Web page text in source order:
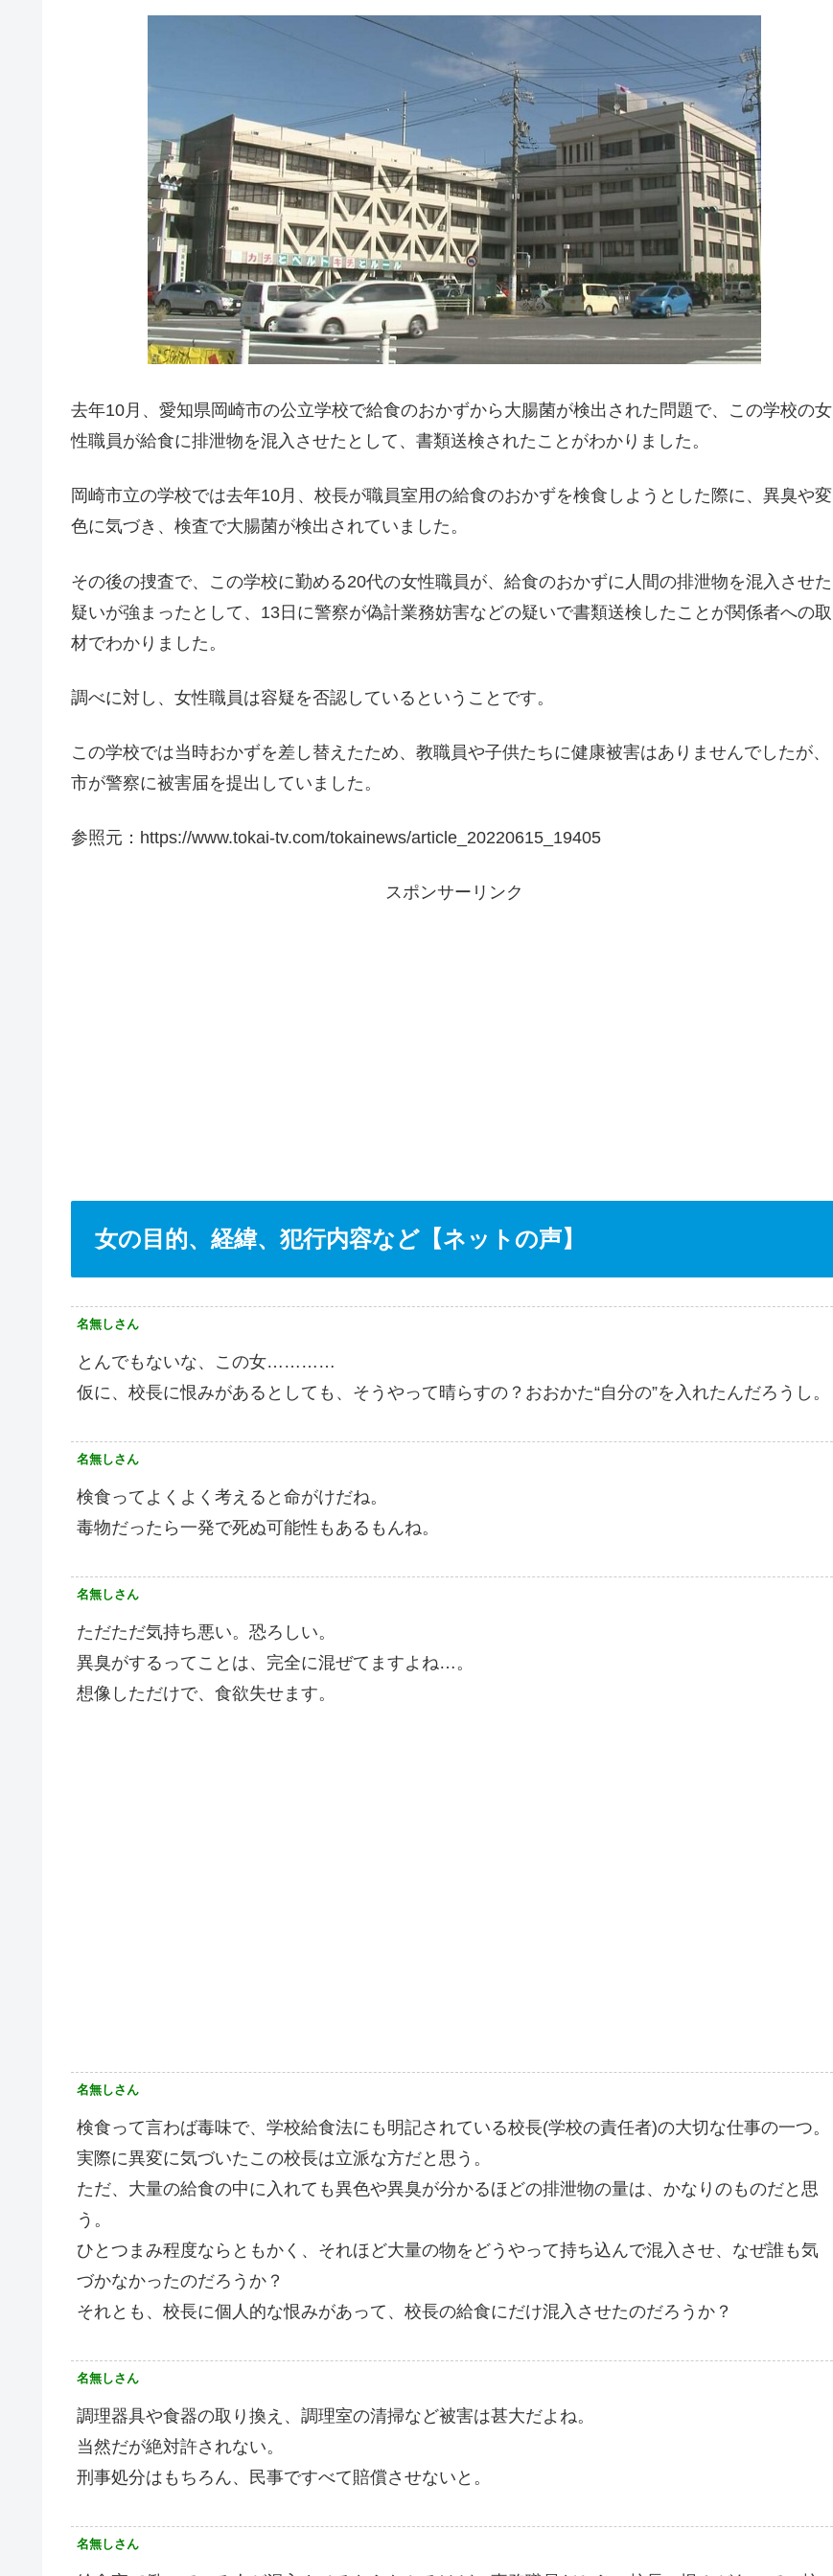
去年10月、愛知県岡崎市の公立学校で給食のおかずから大腸菌が検出された問題で、この学校の女
性職員が給食に排泄物を混入させたとして、書類送検されたことがわかりました。
岡崎市立の学校では去年10月、校長が職員室用の給食のおかずを検食しようとした際に、異臭や変
色に気づき、検査で大腸菌が検出されていました。
その後の捜査で、この学校に勤める20代の女性職員が、給食のおかずに人間の排泄物を混入させた
疑いが強まったとして、13日に警察が偽計業務妨害などの疑いで書類送検したことが関係者への取
材でわかりました。
調べに対し、女性職員は容疑を否認しているということです。
この学校では当時おかずを差し替えたため、教職員や子供たちに健康被害はありませんでしたが、
市が警察に被害届を提出していました。
参照元：https://www.tokai-tv.com/tokainews/article_20220615_19405
スポンサーリンク
女の目的、経緯、犯行内容など【ネットの声】
名無しさん
とんでもないな、この女…………
仮に、校長に恨みがあるとしても、そうやって晴らすの？おおかた“自分の”を入れたんだろうし。
名無しさん
検食ってよくよく考えると命がけだね。
毒物だったら一発で死ぬ可能性もあるもんね。
名無しさん
ただただ気持ち悪い。恐ろしい。
異臭がするってことは、完全に混ぜてますよね…。
想像しただけで、食欲失せます。
名無しさん
検食って言わば毒味で、学校給食法にも明記されている校長(学校の責任者)の大切な仕事の一つ。
実際に異変に気づいたこの校長は立派な方だと思う。
ただ、大量の給食の中に入れても異色や異臭が分かるほどの排泄物の量は、かなりのものだと思
う。
ひとつまみ程度ならともかく、それほど大量の物をどうやって持ち込んで混入させ、なぜ誰も気
づかなかったのだろうか？
それとも、校長に個人的な恨みがあって、校長の給食にだけ混入させたのだろうか？
名無しさん
調理器具や食器の取り換え、調理室の清掃など被害は甚大だよね。
当然だが絶対許されない。
刑事処分はもちろん、民事ですべて賠償させないと。
名無しさん